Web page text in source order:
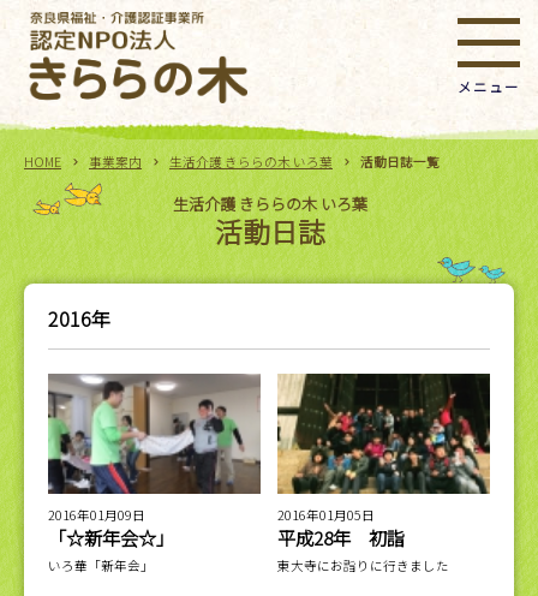
HOME 事業案内 生活介護 きららの木 いろ葉 活動日誌一覧
生活介護 きららの木 いろ葉
活動日誌
2016年
2016年01月09日
「☆新年会☆」
いろ華「新年会」
2016年01月05日
平成28年 初詣
東大寺にお詣りに行きました